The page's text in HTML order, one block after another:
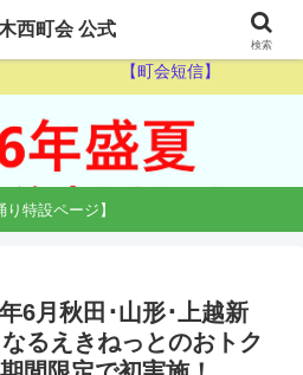
【休日当番医】
【町会短信】
り特設ページ】
6月秋田･山形･上越新
るえきねっとのおトク
木西町会 公式
検索